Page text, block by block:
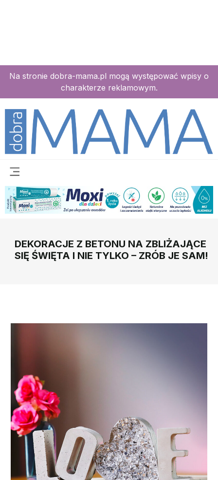
Na stronie dobra-mama.pl mogą występować wpisy o
charakterze reklamowym.
DEKORACJE Z BETONU NA ZBLIŻAJĄCE
SIĘ ŚWIĘTA I NIE TYLKO – ZRÓB JE SAM!